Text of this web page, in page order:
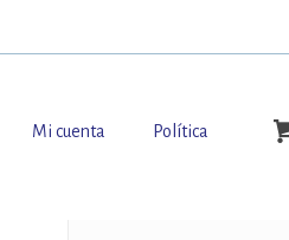
Mi cuenta Política